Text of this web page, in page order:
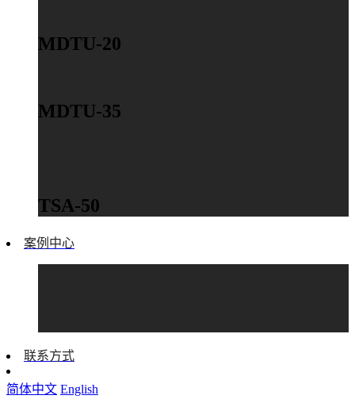
MDTU-20
MDTU-35
TSA-50
案例中心
联系方式
简体中文 English